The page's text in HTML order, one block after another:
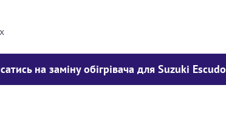
на заміну обігрівача для Suzuki Escudo